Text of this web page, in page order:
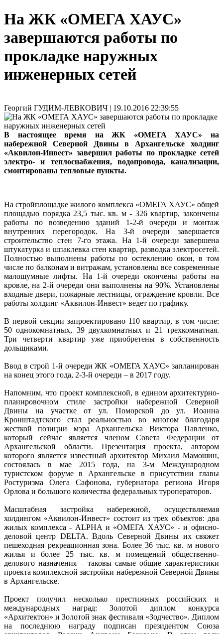
На ЖК «ОМЕГА ХАУС»
завершаются работы по
прокладке наружных
инженерных сетей
Георгий ГУДИМ-ЛЕВКОВИЧ | 19.10.2016 22:39:55
В настоящее время на ЖК «ОМЕГА ХАУС» на
набережной Северной Двины в Архангельске холдинг
«Аквилон-Инвест» завершил работы по прокладке сетей
электро- и теплоснабжения, водопровода, канализации,
смонтированы тепловые пункты.
На стройплощадке жилого комплекса «ОМЕГА ХАУС» общей
площадью порядка 23,5 тыс. кв. м - 326 квартир, закончены
работы по возведению зданий 1-2-й очереди и монтаж
внутренних перегородок. На 3-й очереди завершается
строительство стен 7-го этажа. На 1-й очереди завершена
штукатурка и шпаклевка стен квартир, разводка электросетей.
Полностью выполнены работы по остеклению окон, в том
числе по балконам и витражам, установлены все современные
малошумные лифты. На 1-й очереди окончены работы на
кровле, на 2-й очереди они выполнены на 90%. Установлены
входные двери, пожарные лестницы, ограждение кровли. Все
работы холдинг «Аквилон-Инвест» ведет по графику.
В первой секции запроектировано 110 квартир, в том числе:
50 однокомнатных, 39 двухкомнатных и 21 трехкомнатная.
Три четверти квартир уже приобретены в собственность
дольщиками.
Ввод в строй 1-й очереди ЖК «ОМЕГА ХАУС» запланирован
на конец этого года, 2-3-й очереди – в 2017 году.
Напомним, что проект комплексной, в едином архитектурно-
планировочном стиле застройки набережной Северной
Двины на участке от ул. Поморской до ул. Иоанна
Кронштадтского стал реальностью во многом благодаря
жесткой позиции мэра Архангельска Виктора Павленко,
который сейчас является членом Совета Федерации от
Архангельской области. Презентация проекта, автором
которого является известный архитектор Михаил Мамошин,
состоялась в мае 2015 года, на 3-м Международном
туристском форуме в Архангельске в присутствии главы
Ростуризма Олега Сафонова, губернатора региона Игоря
Орлова и большого количества федеральных туроператоров.
Масштабная застройка набережной, осуществляемая
холдингом «Аквилон-Инвест» состоит из трех объектов: два
жилых комплекса - ALPHA и «ОМЕГА ХАУС» - и офисно-
деловой центр DELTA. Вдоль Северной Двины их свяжет
пешеходная рекреационная зона. Более 36 тыс. кв. м нового
жилья и более 25 тыс. кв. м помещений общественно-
делового назначения – таковы самые общие характеристики
проекта комплексной застройки набережной Северной Двины
в Архангельске.
Проект получил несколько престижных российских и
международных наград: Золотой диплом конкурса
«Архитектон» и Золотой знак фестиваля «Зодчество». Диплом
на последнюю награду подписан президентом Союза